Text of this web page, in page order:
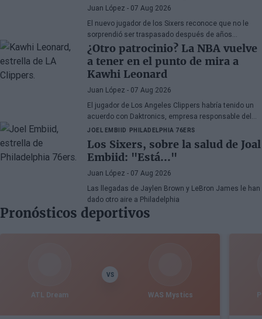
Juan López - 07 Aug 2026
El nuevo jugador de los Sixers reconoce que no le
sorprendió ser traspasado después de años
apareciendo en rumores, aunque admite su
decepción por la manera en la que los Celtics
gestionaron la situación.
¿Otro patrocinio? La NBA vuelve
a tener en el punto de mira a
Kawhi Leonard
Juan López - 07 Aug 2026
El jugador de Los Angeles Clippers habría tenido un
acuerdo con Daktronics, empresa responsable del
videomarcador del Intuit Dome
JOEL EMBIID PHILADELPHIA 76ERS
Los Sixers, sobre la salud de Joal
Embiid: "Está..."
Juan López - 07 Aug 2026
Las llegadas de Jaylen Brown y LeBron James le han
dado otro aire a Philadelphia
Pronósticos deportivos
ATL Dream
VS
WAS Mystics